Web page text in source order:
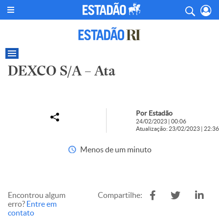
DEXCO S/A – Ata
Por Estadão
24/02/2023 | 00:06
Atualização: 23/02/2023 | 22:36
Menos de um minuto
Encontrou algum
erro? Entre em
contato
Compartilhe: